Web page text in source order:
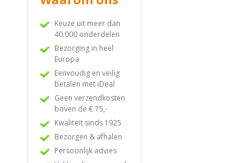
Keuze uit meer dan
40.000 onderdelen
Bezorging in heel
Europa
Eenvoudig en veilig
betalen met iDeal
Geen verzendkosten
boven de € 75,-
Kwaliteit sinds 1925
Bezorgen & afhalen
Persoonlijk advies